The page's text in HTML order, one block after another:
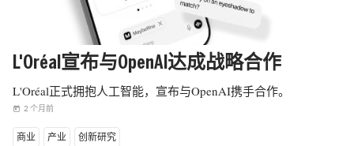
L'Oréal宣布与OpenAI达成战略合作
L'Oréal正式拥抱人工智能，宣布与OpenAI携手合作。
today 2 个月前
商业 产业 创新研究